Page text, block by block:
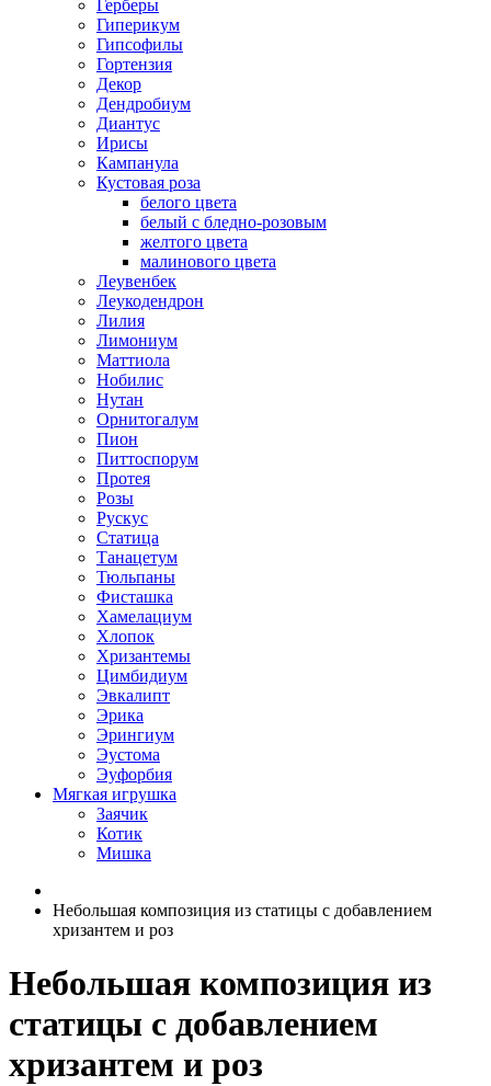
Герберы
Гиперикум
Гипсофилы
Гортензия
Декор
Дендробиум
Диантус
Ирисы
Кампанула
Кустовая роза
белого цвета
белый с бледно-розовым
желтого цвета
малинового цвета
Леувенбек
Леукодендрон
Лилия
Лимониум
Маттиола
Нобилис
Нутан
Орнитогалум
Пион
Питтоспорум
Протея
Розы
Рускус
Статица
Танацетум
Тюльпаны
Фисташка
Хамелациум
Хлопок
Хризантемы
Цимбидиум
Эвкалипт
Эрика
Эрингиум
Эустома
Эуфорбия
Мягкая игрушка
Заячик
Котик
Мишка
Небольшая композиция из статицы c добавлением
хризантем и роз
Небольшая композиция из
статицы c добавлением
хризантем и роз